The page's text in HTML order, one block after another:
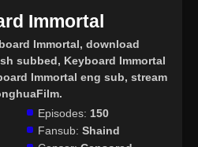
Immortal
Immortal , download
subbed, Keyboard Immortal
Immortal eng sub, stream
Episodes: 150
Fansub: Shaind